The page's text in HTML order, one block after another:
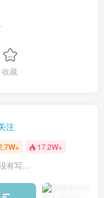
收藏
注
17.2W+
有写...